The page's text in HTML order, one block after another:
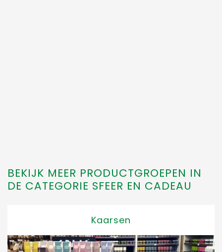
BEKIJK MEER PRODUCTGROEPEN IN
DE CATEGORIE SFEER EN CADEAU
Kaarsen